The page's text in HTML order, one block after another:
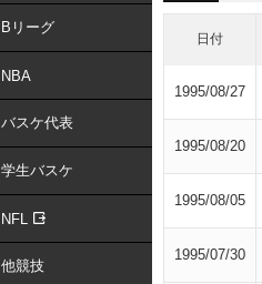
Bリーグ
NBA
バスケ代表
学生バスケ
NFL
他競技
日付
1995/08/27
1995/08/20
1995/08/05
1995/07/30